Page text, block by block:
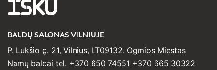
ISKU
BALDŲ SALONAS VILNIUJE
P. Lukšio g. 21, Vilnius, LT09132. Ogmios Miestas
Namų baldai tel. +370 650 74551 +370 665 30322